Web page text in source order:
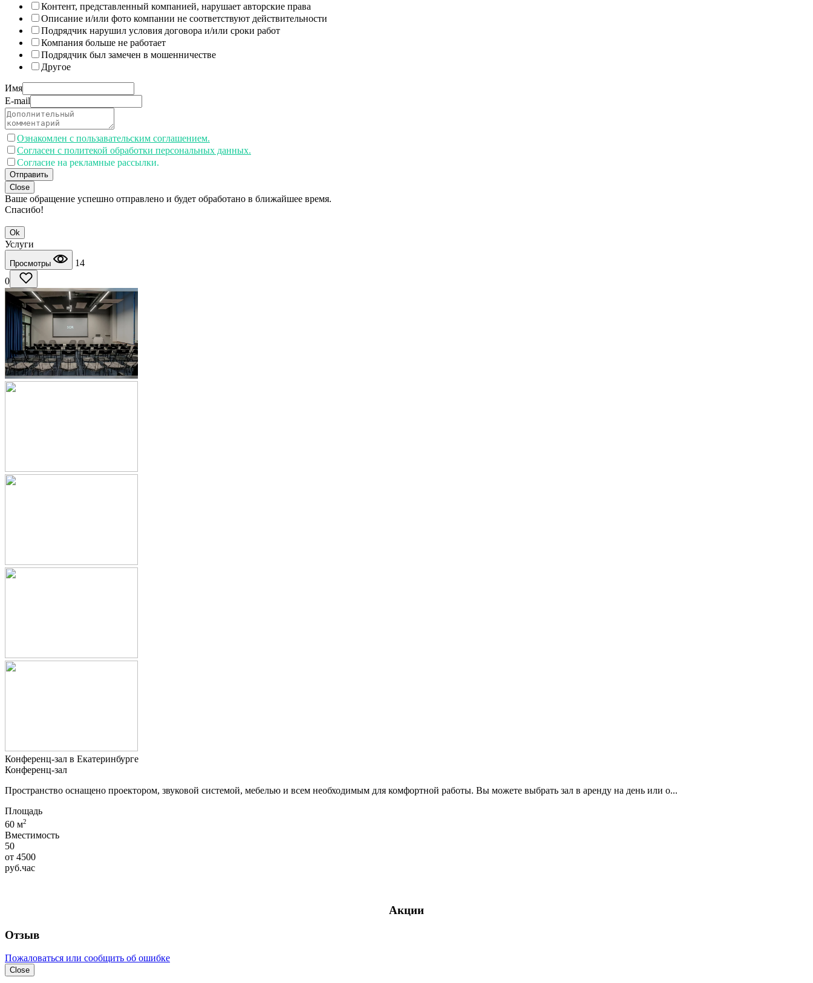
Контент, представленный компанией, нарушает авторские права
Описание и/или фото компании не соответствуют действительности
Подрядчик нарушил условия договора и/или сроки работ
Компания больше не работает
Подрядчик был замечен в мошенничестве
Другое
Имя
E-mail
Ознакомлен с пользавательским соглашением.
Согласен с политекой обработки персональных данных.
Согласие на рекламные рассылки.
Отправить
Close
Ваше обращение успешно отправлено и будет обработано в ближайшее время.
Спасибо!
Ok
Услуги
Просмотры
14
0
Конференц-зал в Екатеринбурге
Конференц-зал
Пространство оснащено проектором, звуковой системой, мебелью и всем необходимым для комфортной работы. Вы можете выбрать зал в аренду на день или о...
Площадь
60 м2
Вместимость
50
от 4500
руб.час
Акции
Отзыв
Пожаловаться или сообщить об ошибке
Close